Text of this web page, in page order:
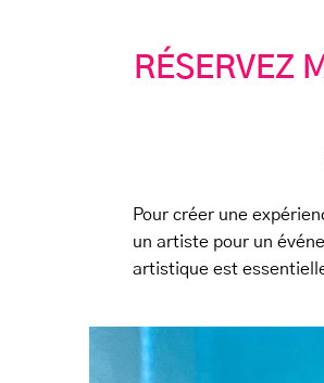
RÉSERVEZ
Pour créer une
un artiste pour un
artistique est